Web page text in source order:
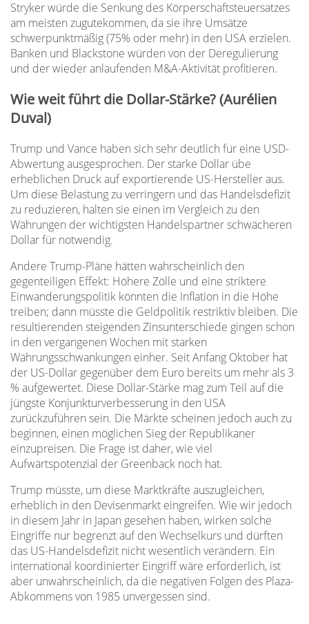
Stryker würde die Senkung des Körperschaftsteuersatzes
am meisten zugutekommen, da sie ihre Umsätze
schwerpunktmäßig (75% oder mehr) in den USA erzielen.
Banken und Blackstone würden von der Deregulierung
und der wieder anlaufenden M&A-Aktivität profitieren.
Wie weit führt die Dollar-Stärke? (Aurélien
Duval)
Trump und Vance haben sich sehr deutlich für eine USD-
Abwertung ausgesprochen. Der starke Dollar übe
erheblichen Druck auf exportierende US-Hersteller aus.
Um diese Belastung zu verringern und das Handelsdefizit
zu reduzieren, halten sie einen im Vergleich zu den
Währungen der wichtigsten Handelspartner schwächeren
Dollar für notwendig.
Andere Trump-Pläne hätten wahrscheinlich den
gegenteiligen Effekt: Höhere Zölle und eine striktere
Einwanderungspolitik könnten die Inflation in die Höhe
treiben; dann müsste die Geldpolitik restriktiv bleiben. Die
resultierenden steigenden Zinsunterschiede gingen schon
in den vergangenen Wochen mit starken
Währungsschwankungen einher. Seit Anfang Oktober hat
der US-Dollar gegenüber dem Euro bereits um mehr als 3
% aufgewertet. Diese Dollar-Stärke mag zum Teil auf die
jüngste Konjunkturverbesserung in den USA
zurückzuführen sein. Die Märkte scheinen jedoch auch zu
beginnen, einen möglichen Sieg der Republikaner
einzupreisen. Die Frage ist daher, wie viel
Aufwärtspotenzial der Greenback noch hat.
Trump müsste, um diese Marktkräfte auszugleichen,
erheblich in den Devisenmarkt eingreifen. Wie wir jedoch
in diesem Jahr in Japan gesehen haben, wirken solche
Eingriffe nur begrenzt auf den Wechselkurs und dürften
das US-Handelsdefizit nicht wesentlich verändern. Ein
international koordinierter Eingriff wäre erforderlich, ist
aber unwahrscheinlich, da die negativen Folgen des Plaza-
Abkommens von 1985 unvergessen sind.